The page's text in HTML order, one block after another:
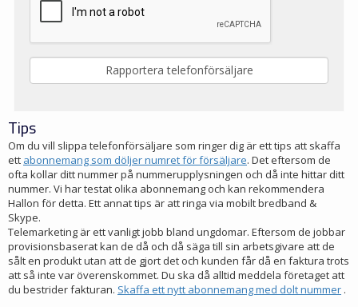
Tips
Om du vill slippa telefonförsäljare som ringer dig är ett tips att skaffa
ett abonnemang som döljer numret för försäljare. Det eftersom de
ofta kollar ditt nummer på nummerupplysningen och då inte hittar ditt
nummer. Vi har testat olika abonnemang och kan rekommendera
Hallon för detta. Ett annat tips är att ringa via mobilt bredband &
Skype.
Telemarketing är ett vanligt jobb bland ungdomar. Eftersom de jobbar
provisionsbaserat kan de då och då säga till sin arbetsgivare att de
sålt en produkt utan att de gjort det och kunden får då en faktura trots
att så inte var överenskommet. Du ska då alltid meddela företaget att
du bestrider fakturan. Skaffa ett nytt abonnemang med dolt nummer .